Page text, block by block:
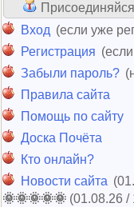
Вход (если уже
Регистрация
Забыли пароль?
Правила сайта
Помощь по сайту
Доска Почёта
Кто онлайн?
Новости сайта
🌞🌞🌞🌞🌞 (01.08.26 /